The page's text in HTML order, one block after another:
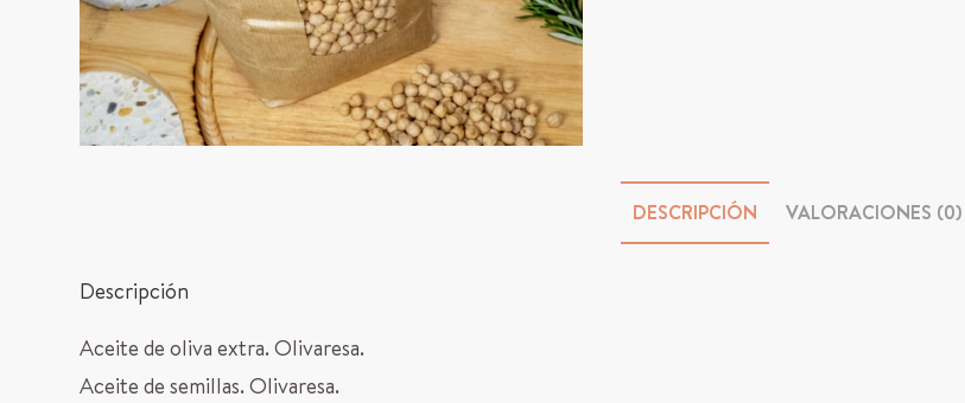
DESCRIPCIÓN VALORACIONES (0)
Descripción
Aceite de oliva extra. Olivaresa.
Aceite de semillas. Olivaresa.